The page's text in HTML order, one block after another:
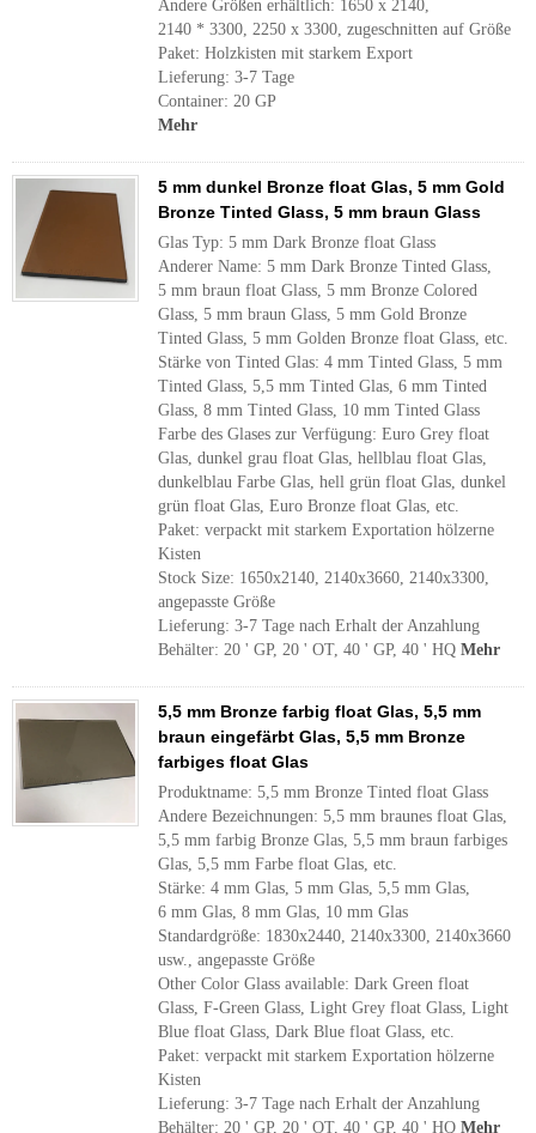
Andere Größen erhältlich: 1650 x 2140,
2140 * 3300, 2250 x 3300, zugeschnitten auf Größe
Paket: Holzkisten mit starkem Export
Lieferung: 3-7 Tage
Container: 20 GP
Mehr
5 mm dunkel Bronze float Glas, 5 mm Gold
Bronze Tinted Glass, 5 mm braun Glass
Glas Typ: 5 mm Dark Bronze float Glass
Anderer Name: 5 mm Dark Bronze Tinted Glass,
5 mm braun float Glass, 5 mm Bronze Colored
Glass, 5 mm braun Glass, 5 mm Gold Bronze
Tinted Glass, 5 mm Golden Bronze float Glass, etc.
Stärke von Tinted Glas: 4 mm Tinted Glass, 5 mm
Tinted Glass, 5,5 mm Tinted Glas, 6 mm Tinted
Glass, 8 mm Tinted Glass, 10 mm Tinted Glass
Farbe des Glases zur Verfügung: Euro Grey float
Glas, dunkel grau float Glas, hellblau float Glas,
dunkelblau Farbe Glas, hell grün float Glas, dunkel
grün float Glas, Euro Bronze float Glas, etc.
Paket: verpackt mit starkem Exportation hölzerne
Kisten
Stock Size: 1650x2140, 2140x3660, 2140x3300,
angepasste Größe
Lieferung: 3-7 Tage nach Erhalt der Anzahlung
Behälter: 20 ' GP, 20 ' OT, 40 ' GP, 40 ' HQ Mehr
5,5 mm Bronze farbig float Glas, 5,5 mm
braun eingefärbt Glas, 5,5 mm Bronze
farbiges float Glas
Produktname: 5,5 mm Bronze Tinted float Glass
Andere Bezeichnungen: 5,5 mm braunes float Glas,
5,5 mm farbig Bronze Glas, 5,5 mm braun farbiges
Glas, 5,5 mm Farbe float Glas, etc.
Stärke: 4 mm Glas, 5 mm Glas, 5,5 mm Glas,
6 mm Glas, 8 mm Glas, 10 mm Glas
Standardgröße: 1830x2440, 2140x3300, 2140x3660
usw., angepasste Größe
Other Color Glass available: Dark Green float
Glass, F-Green Glass, Light Grey float Glass, Light
Blue float Glass, Dark Blue float Glass, etc.
Paket: verpackt mit starkem Exportation hölzerne
Kisten
Lieferung: 3-7 Tage nach Erhalt der Anzahlung
Behälter: 20 ' GP, 20 ' OT, 40 ' GP, 40 ' HQ Mehr